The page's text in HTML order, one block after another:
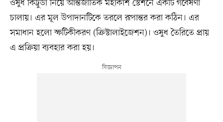
ওষুধ কিট্রুডা নিয়ে আন্তর্জাতিক মহাকাশ স্টেশনে একটি গবেষণা
চালায়। এর মূল উপাদানটিকে তরলে রূপান্তর করা কঠিন। এর
সমাধান হলো স্ফটিকীকরণ (ক্রিস্টালাইজেশন)। ওষুধ তৈরিতে প্রায়
এ প্রক্রিয়া ব্যবহার করা হয়।